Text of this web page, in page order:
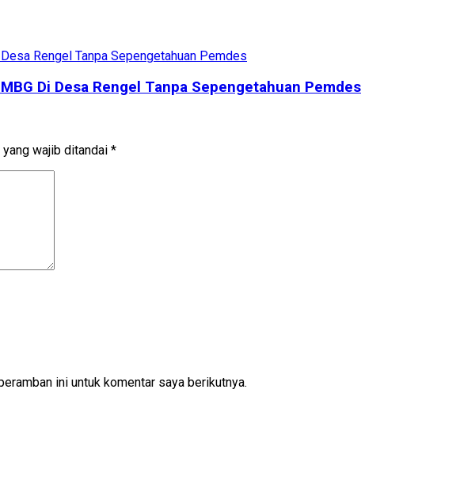
Di Desa Rengel Tanpa Sepengetahuan Pemdes
yang wajib ditandai *
ini untuk komentar saya berikutnya.